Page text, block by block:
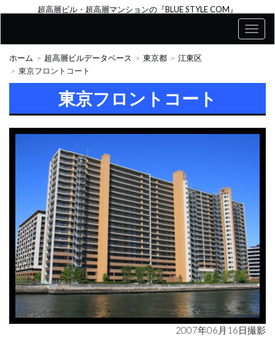
超高層ビル・超高層マンションの『BLUE STYLE COM』
ホーム 超高層ビルデータベース 東京都
江東区
東京フロントコート
東京フロントコート
2007年06月16日撮影